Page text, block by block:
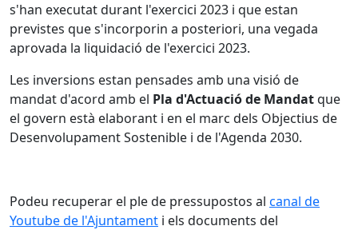
s'han executat durant l'exercici 2023 i que estan
previstes que s'incorporin a posteriori, una vegada
aprovada la liquidació de l'exercici 2023.
Les inversions estan pensades amb una visió de
mandat d'acord amb el Pla d'Actuació de Mandatque
el govern està elaborant i en el marc dels Objectius de
Desenvolupament Sostenible i de l'Agenda 2030.
Podeu recuperar el ple de pressupostos al canal de
Youtube de l'Ajuntament i els documents del